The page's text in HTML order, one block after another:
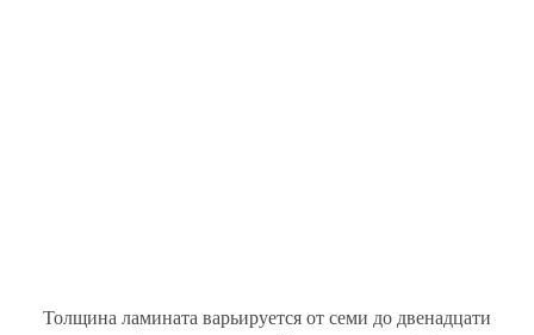
Толщина ламината варьируется от семи до двенадцати